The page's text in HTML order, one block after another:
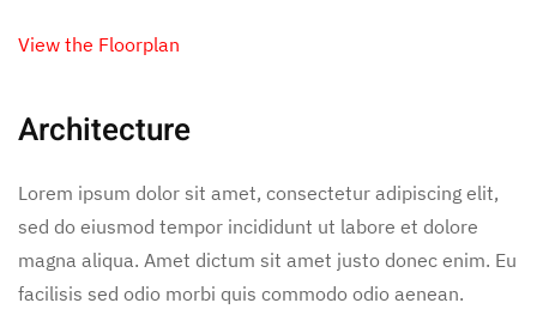
View the Floorplan
Architecture
Lorem ipsum dolor sit amet, consectetur adipiscing elit,
sed do eiusmod tempor incididunt ut labore et dolore
magna aliqua. Amet dictum sit amet justo donec enim. Eu
facilisis sed odio morbi quis commodo odio aenean.